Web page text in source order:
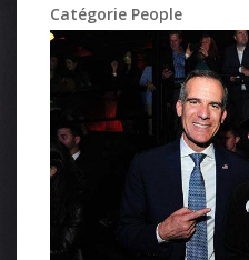
Catégorie People